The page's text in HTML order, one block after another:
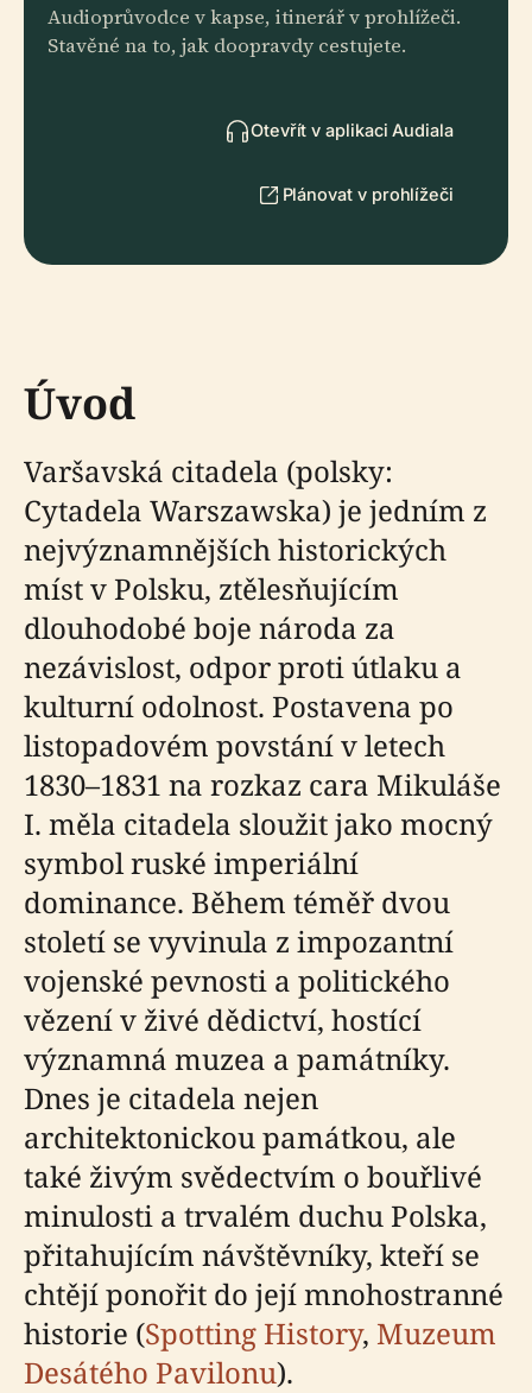
Audioprůvodce v kapse, itinerář v prohlížeči.
Stavěné na to, jak doopravdy cestujete.
Otevřít v aplikaci Audiala
Plánovat v prohlížeči
Úvod
Varšavská citadela (polsky:
Cytadela Warszawska) je jedním z
nejvýznamnějších historických
míst v Polsku, ztělesňujícím
dlouhodobé boje národa za
nezávislost, odpor proti útlaku a
kulturní odolnost. Postavena po
listopadovém povstání v letech
1830–1831 na rozkaz cara Mikuláše
I. měla citadela sloužit jako mocný
symbol ruské imperiální
dominance. Během téměř dvou
století se vyvinula z impozantní
vojenské pevnosti a politického
vězení v živé dědictví, hostící
významná muzea a památníky.
Dnes je citadela nejen
architektonickou památkou, ale
také živým svědectvím o bouřlivé
minulosti a trvalém duchu Polska,
přitahujícím návštěvníky, kteří se
chtějí ponořit do její mnohostranné
historie (Spotting History, Muzeum
Desátého Pavilonu).